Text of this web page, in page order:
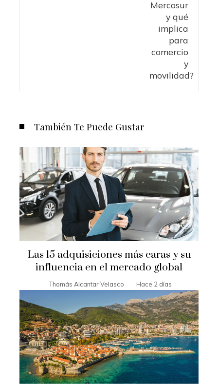
También Te Puede Gustar
Las 15 adquisiciones más caras y su
influencia en el mercado global
Thomás Alcantar Velasco Hace 2 días